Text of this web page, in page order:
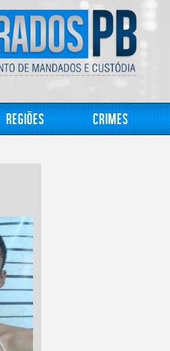
Regiões Crimes